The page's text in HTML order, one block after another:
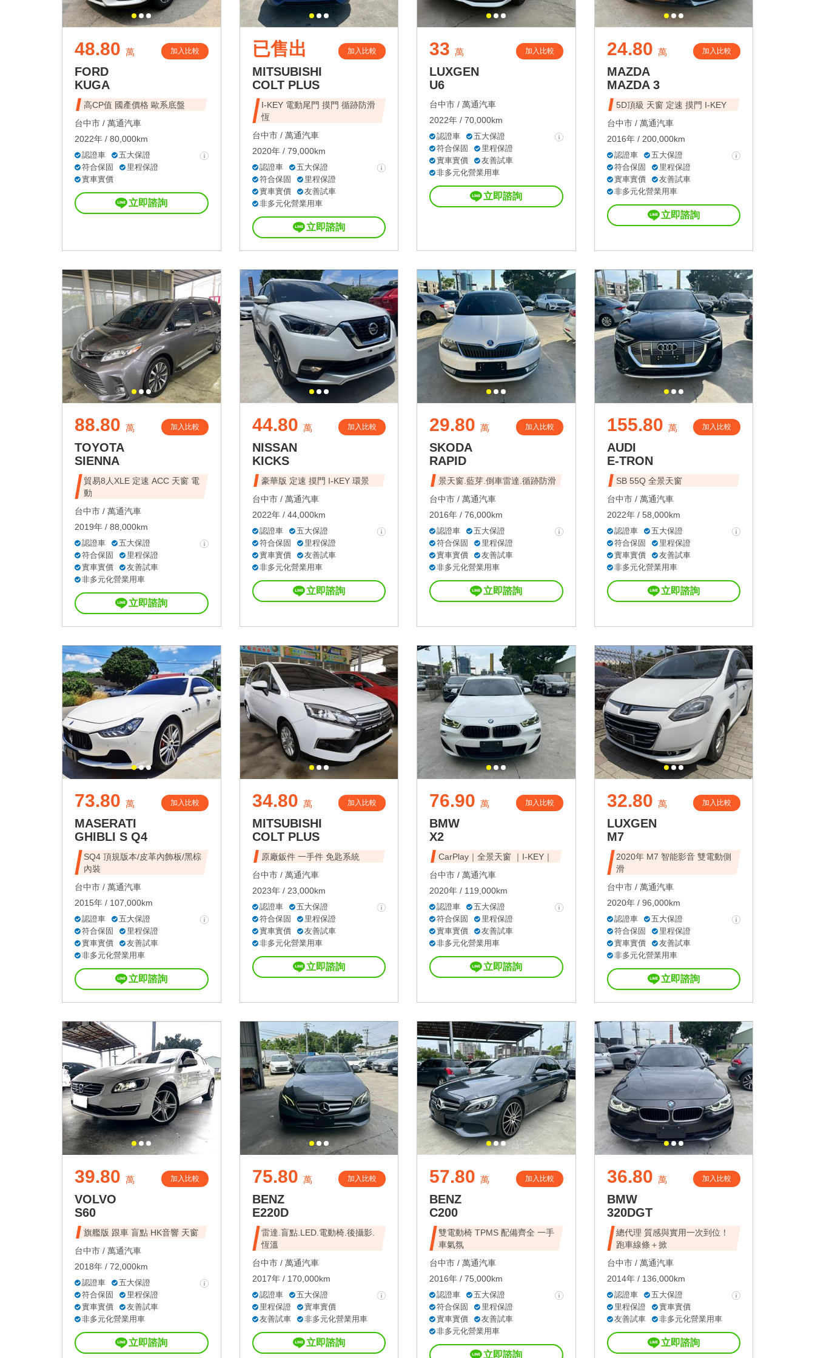
48.80 萬 加入比較
FORD
KUGA
高CP值 國產價格 歐系底盤
台中市 / 萬通汽車
2022年 / 80,000km
認證車
五大保證
符合保固
里程保證
實車實價
立即諮詢
已售出 加入比較
MITSUBISHI
COLT PLUS
I-KEY 電動尾門 摸門 循跡防滑
恆
台中市 / 萬通汽車
2020年 / 79,000km
認證車
五大保證
符合保固
里程保證
實車實價
友善試車
非多元化營業用車
立即諮詢
33 萬 加入比較
LUXGEN
U6
台中市 / 萬通汽車
2022年 / 70,000km
認證車
五大保證
符合保固
里程保證
實車實價
友善試車
非多元化營業用車
立即諮詢
24.80 萬 加入比較
MAZDA
MAZDA 3
5D頂級 天窗 定速 摸門 I-KEY
台中市 / 萬通汽車
2016年 / 200,000km
認證車
五大保證
符合保固
里程保證
實車實價
友善試車
非多元化營業用車
立即諮詢
88.80 萬 加入比較
TOYOTA
SIENNA
貿易8人XLE 定速 ACC 天窗 電
動
台中市 / 萬通汽車
2019年 / 88,000km
認證車
五大保證
符合保固
里程保證
實車實價
友善試車
非多元化營業用車
立即諮詢
44.80 萬 加入比較
NISSAN
KICKS
豪華版 定速 摸門 I-KEY 環景
台中市 / 萬通汽車
2022年 / 44,000km
認證車
五大保證
符合保固
里程保證
實車實價
友善試車
非多元化營業用車
立即諮詢
29.80 萬 加入比較
SKODA
RAPID
景天窗.藍芽.倒車雷達.循跡防滑
台中市 / 萬通汽車
2016年 / 76,000km
認證車
五大保證
符合保固
里程保證
實車實價
友善試車
非多元化營業用車
立即諮詢
155.80 萬 加入比較
AUDI
E-TRON
SB 55Q 全景天窗
台中市 / 萬通汽車
2022年 / 58,000km
認證車
五大保證
符合保固
里程保證
實車實價
友善試車
非多元化營業用車
立即諮詢
73.80 萬 加入比較
MASERATI
GHIBLI S Q4
SQ4 頂規版本/皮革內飾板/黑棕
內裝
台中市 / 萬通汽車
2015年 / 107,000km
認證車
五大保證
符合保固
里程保證
實車實價
友善試車
非多元化營業用車
立即諮詢
34.80 萬 加入比較
MITSUBISHI
COLT PLUS
原廠鈑件 一手件 免匙系統
台中市 / 萬通汽車
2023年 / 23,000km
認證車
五大保證
符合保固
里程保證
實車實價
友善試車
非多元化營業用車
立即諮詢
76.90 萬 加入比較
BMW
X2
CarPlay｜全景天窗 ｜I-KEY｜
台中市 / 萬通汽車
2020年 / 119,000km
認證車
五大保證
符合保固
里程保證
實車實價
友善試車
非多元化營業用車
立即諮詢
32.80 萬 加入比較
LUXGEN
M7
2020年 M7 智能影音 雙電動側
滑
台中市 / 萬通汽車
2020年 / 96,000km
認證車
五大保證
符合保固
里程保證
實車實價
友善試車
非多元化營業用車
立即諮詢
39.80 萬 加入比較
VOLVO
S60
旗艦版 跟車 盲點 HK音響 天窗
台中市 / 萬通汽車
2018年 / 72,000km
認證車
五大保證
符合保固
里程保證
實車實價
友善試車
非多元化營業用車
立即諮詢
75.80 萬 加入比較
BENZ
E220D
雷達.盲點.LED.電動椅.後攝影.
恆溫
台中市 / 萬通汽車
2017年 / 170,000km
認證車
五大保證
里程保證
實車實價
友善試車
非多元化營業用車
立即諮詢
57.80 萬 加入比較
BENZ
C200
雙電動椅 TPMS 配備齊全 一手
車氣氛
台中市 / 萬通汽車
2016年 / 75,000km
認證車
五大保證
符合保固
里程保證
實車實價
友善試車
非多元化營業用車
立即諮詢
36.80 萬 加入比較
BMW
320DGT
總代理 質感與實用一次到位！
跑車線條＋掀
台中市 / 萬通汽車
2014年 / 136,000km
認證車
五大保證
里程保證
實車實價
友善試車
非多元化營業用車
立即諮詢